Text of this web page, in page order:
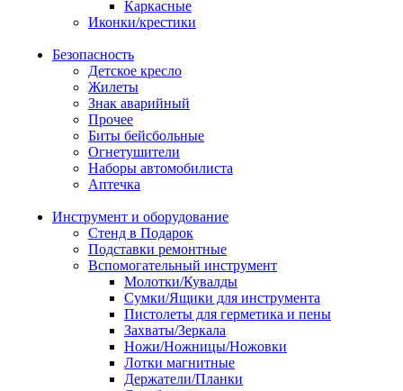
Каркасные
Иконки/крестики
Безопасность
Детское кресло
Жилеты
Знак аварийный
Прочее
Биты бейсбольные
Огнетушители
Наборы автомобилиста
Аптечка
Инструмент и оборудование
Стенд в Подарок
Подставки ремонтные
Вспомогательный инструмент
Молотки/Кувалды
Сумки/Ящики для инструмента
Пистолеты для герметика и пены
Захваты/Зеркала
Ножи/Ножницы/Ножовки
Лотки магнитные
Держатели/Планки